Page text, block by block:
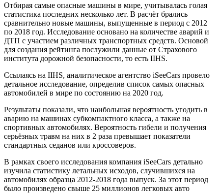
Отбирая самые опасные машины в мире, учитывалась голая
статистика последних несколько лет. В расчёт брались
сравнительно новые машины, выпущенные в период с 2012
по 2018 год. Исследование основано на количестве аварий и
ДТП с участием различных транспортных средств. Основой
для создания рейтинга послужили данные от Страхового
института дорожной безопасности, то есть IIHS.
Ссылаясь на IIHS, аналитическое агентство iSeeCars провело
детальное исследование, определив список самых опасных
автомобилей в мире по состоянию на 2020 год.
Результаты показали, что наибольшая вероятность угодить в
аварию на машинах субкомпактного класса, а также на
спортивных автомобилях. Вероятность гибели и получения
серьёзных травм на них в 2 раза превышает показатели
стандартных седанов или кроссоверов.
В рамках своего исследования компания iSeeCars детально
изучила статистику летальных исходов, случившихся на
автомобилях образца 2012-2018 года выпуск. За этот период
было произведено свыше 25 миллионов легковых авто